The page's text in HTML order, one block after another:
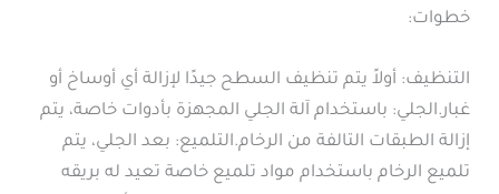
خطوات:
التنظيف: أولاً يتم تنظيف السطح جيدًا لإزالة أي أوساخ أو
غبار.الجلي: باستخدام آلة الجلي المجهزة بأدوات خاصة، يتم
إزالة الطبقات التالفة من الرخام.التلميع: بعد الجلي، يتم
تلميع الرخام باستخدام مواد تلميع خاصة تعيد له بريقه